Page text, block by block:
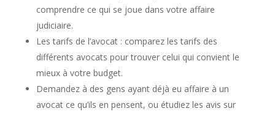
comprendre ce qui se joue dans votre affaire
judiciaire.
Les tarifs de l’avocat : comparez les tarifs des
différents avocats pour trouver celui qui convient le
mieux à votre budget.
Demandez à des gens ayant déjà eu affaire à un
avocat ce qu’ils en pensent, ou étudiez les avis sur